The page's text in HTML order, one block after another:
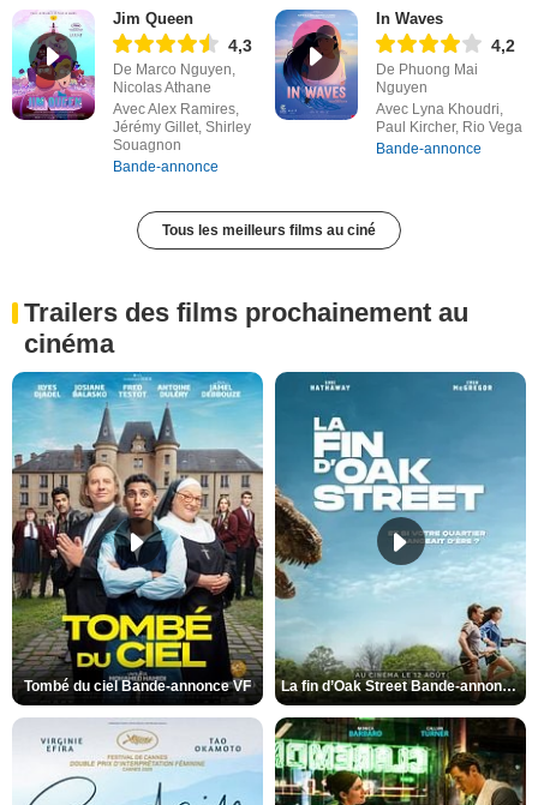
Jim Queen
4,3
De Marco Nguyen,
Nicolas Athane
Avec Alex Ramires,
Jérémy Gillet, Shirley
Souagnon
Bande-annonce
In Waves
4,2
De Phuong Mai
Nguyen
Avec Lyna Khoudri,
Paul Kircher, Rio Vega
Bande-annonce
Tous les meilleurs films au ciné
Trailers des films prochainement au
cinéma
Tombé du ciel Bande-annonce VF La fin d’Oak Street Bande-annonce VO STFR